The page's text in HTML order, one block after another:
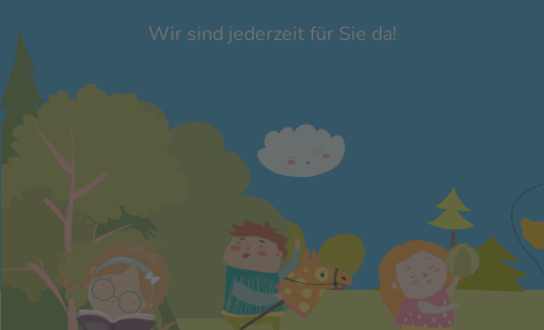
Wir sind jederzeit für Sie da!